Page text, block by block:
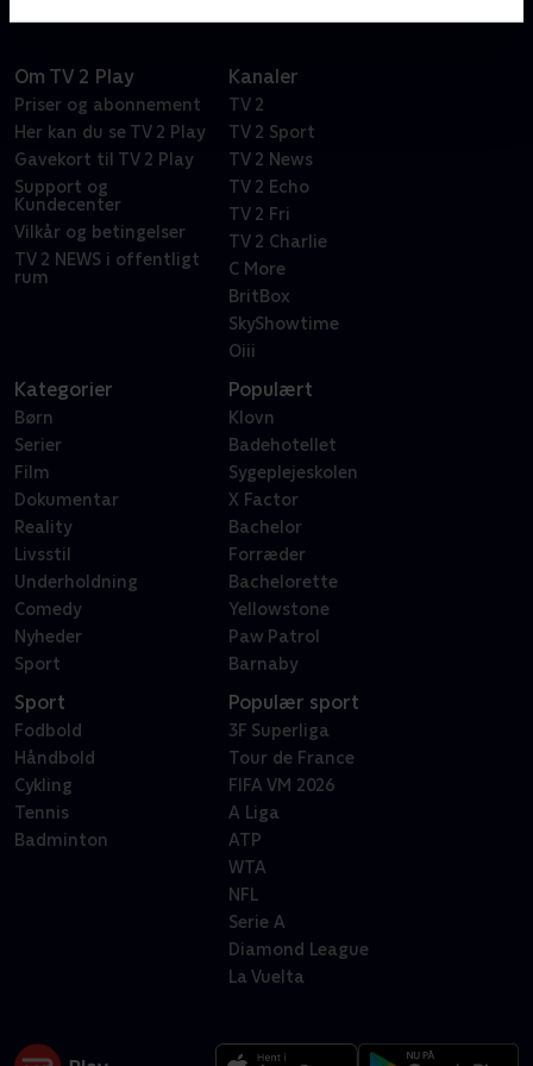
Om TV 2 Play
Priser og abonnement
Her kan du se TV 2 Play
Gavekort til TV 2 Play
Support og
Kundecenter
Vilkår og betingelser
TV 2 NEWS i offentligt
rum
Kanaler
TV 2
TV 2 Sport
TV 2 News
TV 2 Echo
TV 2 Fri
TV 2 Charlie
C More
BritBox
SkyShowtime
Oiii
Kategorier
Børn
Serier
Film
Dokumentar
Reality
Livsstil
Underholdning
Comedy
Nyheder
Sport
Populært
Klovn
Badehotellet
Sygeplejeskolen
X Factor
Bachelor
Forræder
Bachelorette
Yellowstone
Paw Patrol
Barnaby
Sport
Fodbold
Håndbold
Cykling
Tennis
Badminton
Populær sport
3F Superliga
Tour de France
FIFA VM 2026
A Liga
ATP
WTA
NFL
Serie A
Diamond League
La Vuelta